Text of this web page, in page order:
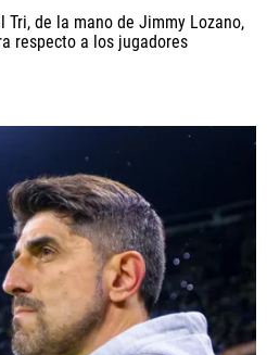
Tri, de la mano de Jimmy Lozano,
respecto a los jugadores